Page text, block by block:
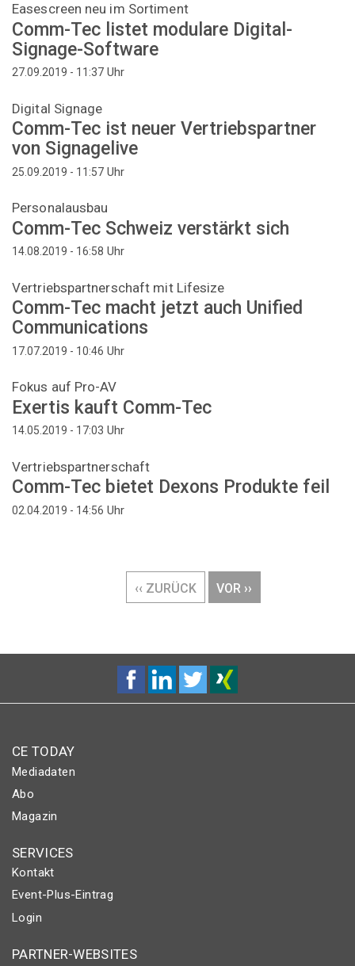
Easescreen neu im Sortiment
Comm-Tec listet modulare Digital-
Signage-Software
27.09.2019 - 11:37 Uhr
Digital Signage
Comm-Tec ist neuer Vertriebspartner
von Signagelive
25.09.2019 - 11:57 Uhr
Personalausbau
Comm-Tec Schweiz verstärkt sich
14.08.2019 - 16:58 Uhr
Vertriebspartnerschaft mit Lifesize
Comm-Tec macht jetzt auch Unified
Communications
17.07.2019 - 10:46 Uhr
Fokus auf Pro-AV
Exertis kauft Comm-Tec
14.05.2019 - 17:03 Uhr
Vertriebspartnerschaft
Comm-Tec bietet Dexons Produkte feil
02.04.2019 - 14:56 Uhr
VORHERIGE
SEITE
‹‹ ZURÜCK
NÄCHSTE
SEITE
VOR ››
CE TODAY
Mediadaten
Abo
Magazin
SERVICES
Kontakt
Event-Plus-Eintrag
Login
PARTNER-WEBSITES